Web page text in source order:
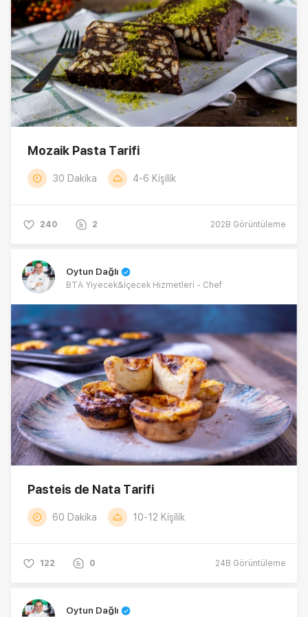
Mozaik Pasta Tarifi
30 Dakika 4-6 Kişilik
240 2 202B Görüntüleme
Oytun Dağlı
BTA Yiyecek&İçecek Hizmetleri - Chef
Pasteis de Nata Tarifi
60 Dakika 10-12 Kişilik
122 0 24B Görüntüleme
Oytun Dağlı